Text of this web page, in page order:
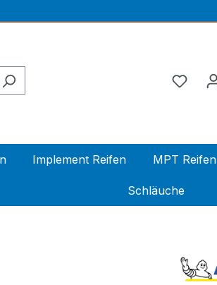
Implement Reifen MPT Reifen
Schläuche